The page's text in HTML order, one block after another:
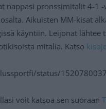
nappasi pronssimitalit 4-1
Aikuisten MM-kisat
käyntiin. Leijonat
mitalia. Katso
status/
voit katsoa sen suoraan